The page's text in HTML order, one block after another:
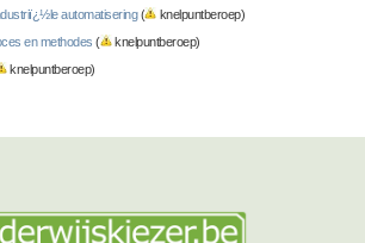
automatisering(
knelpuntberoep)
en methodes (
knelpuntberoep)
knelpuntberoep)